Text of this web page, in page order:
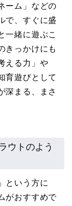
ーム」などの
で、すぐに盛
一緒に遊ぶこ
きっかけにも
える力」や
育遊びとして
深まる、まさ
ウトのよう
という方に
がおすすめで